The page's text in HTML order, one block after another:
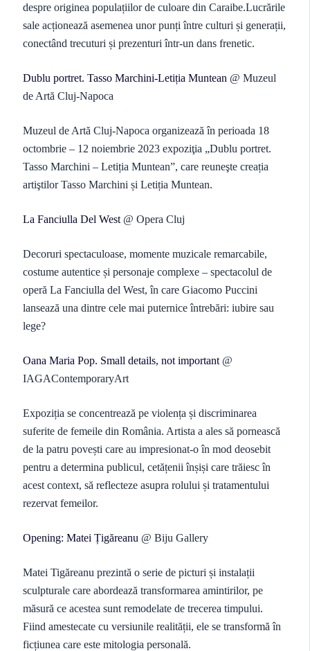
despre originea populațiilor de culoare din Caraibe.Lucrările
sale acționează asemenea unor punți între culturi și generații,
conectând trecuturi și prezenturi într-un dans frenetic.
Dublu portret. Tasso Marchini-Letiția Muntean @ Muzeul
de Artă Cluj-Napoca
Muzeul de Artă Cluj-Napoca organizează în perioada 18
octombrie – 12 noiembrie 2023 expoziţia „Dublu portret.
Tasso Marchini – Letiția Muntean”, care reuneşte creația
artiştilor Tasso Marchini și Letiția Muntean.
La Fanciulla Del West@ Opera Cluj
Decoruri spectaculoase, momente muzicale remarcabile,
costume autentice și personaje complexe – spectacolul de
operă La Fanciulla del West, în care Giacomo Puccini
lansează una dintre cele mai puternice întrebări: iubire sau
lege?
Oana Maria Pop. Small details, not important@
IAGAContemporaryArt
Expoziția se concentrează pe violența și discriminarea
suferite de femeile din România. Artista a ales să pornească
de la patru povești care au impresionat-o în mod deosebit
pentru a determina publicul, cetățenii înșiși care trăiesc în
acest context, să reflecteze asupra rolului și tratamentului
rezervat femeilor.
Opening: Matei Țigăreanu @ Biju Gallery
Matei Tigăreanu prezintă o serie de picturi și instalații
sculpturale care abordează transformarea amintirilor, pe
măsură ce acestea sunt remodelate de trecerea timpului.
Fiind amestecate cu versiunile realității, ele se transformă în
ficțiunea care este mitologia personală.